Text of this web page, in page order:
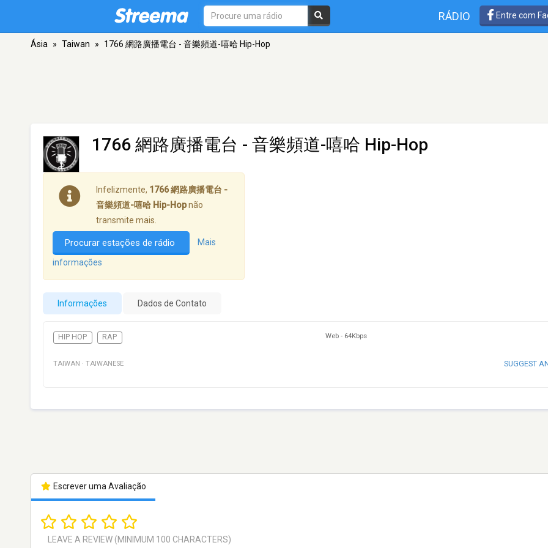
RÁDIO Entre com
Ásia » Taiwan » 1766 網路廣播電台 - 音樂頻道-嘻哈 Hip-Hop
1766 網路廣播電台 - 音樂頻道-嘻哈 Hip-Hop
Infelizmente, 1766 網路廣播電台 -
音樂頻道-嘻哈 Hip-Hopnão
transmite mais.
Procurar estações de rádio Mais
informações
Informações Dados de Contato
HIP HOP RAP Web - 64Kbps
TAIWAN · TAIWANESE SUGGEST
Escrever uma Avaliação